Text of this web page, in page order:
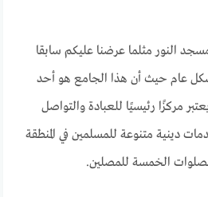
النور مثلما عرضنا عليكم سابقا
عام حيث أن هذا الجامع هو أحد
مركزًا رئيسيًا للعبادة والتواصل
دينية متنوعة للمسلمين في المنطقة
الخمسة للمصلين.